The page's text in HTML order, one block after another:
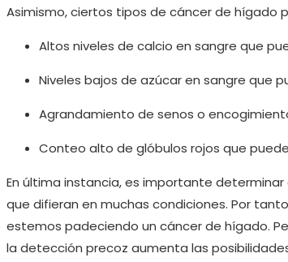
Asimismo, ciertos tipos de cáncer de hígado
Altos niveles de calcio en sangre que
Niveles bajos de azúcar en sangre que
Agrandamiento de senos o
Conteo alto de glóbulos rojos que
En última instancia, es importante
que difieran en muchas condiciones. Por
estemos padeciendo un cáncer de hígado.
la detección precoz aumenta las